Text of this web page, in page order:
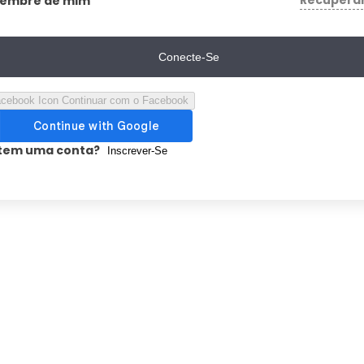
Conecte-Se
Continuar com o Facebook
uma conta? Inscrever-Se